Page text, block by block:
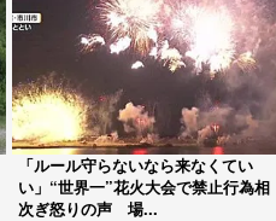
「ルール守らないなら来なくてい
い」“世界一”花火大会で禁止行為相
次ぎ怒りの声 場...